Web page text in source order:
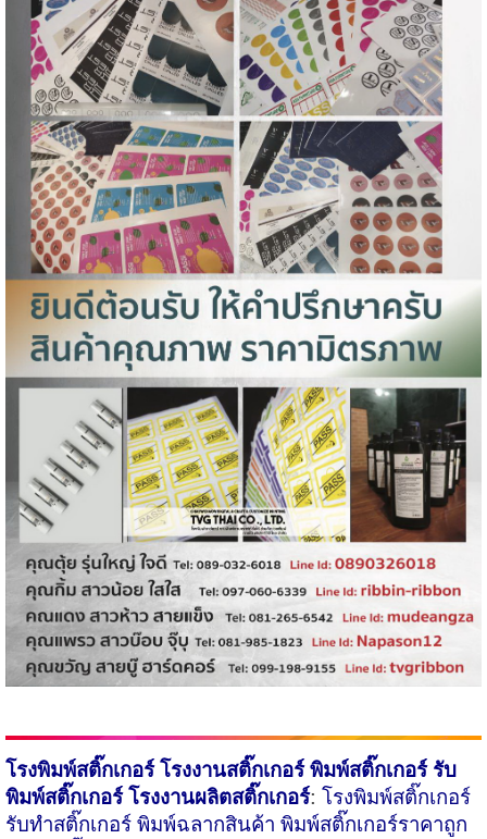
โรงพิมพ์สติ๊กเกอร์โรงงานสติ๊กเกอร์ พิมพ์สติ๊กเกอร์ รับ
พิมพ์สติ๊กเกอร์ โรงงานผลิตสติ๊กเกอร์: โรงพิมพ์สติ๊กเกอร์
รับทำสติ๊กเกอร์ พิมพ์ฉลากสินค้า พิมพ์สติ๊กเกอร์ราคาถูก